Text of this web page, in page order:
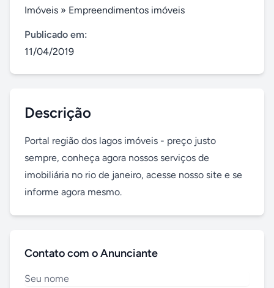
Imóveis » Empreendimentos imóveis
Publicado em:
11/04/2019
Descrição
Portal região dos lagos imóveis - preço justo
sempre, conheça agora nossos serviços de
imobiliária no rio de janeiro, acesse nosso site e se
informe agora mesmo.
Contato com o Anunciante